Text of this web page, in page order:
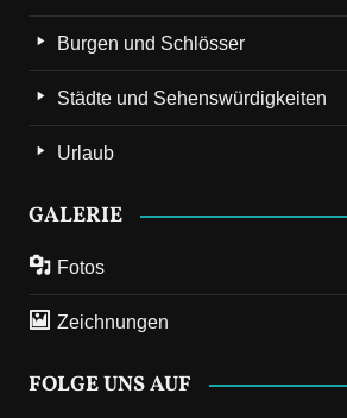
Burgen und Schlösser
Städte und Sehenswürdigkeiten
Urlaub
GALERIE
Fotos
Zeichnungen
FOLGE UNS AUF